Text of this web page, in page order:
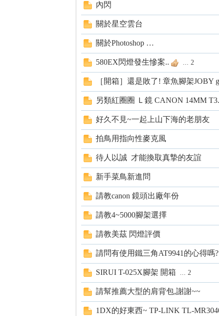
內閃
關於星空雲台
關於Photoshop …
580EX閃燈發生慘案.. ... 2
［開箱］還是敗了! 章魚腳架JOBY
另類紅圈圈 Ｌ鏡 CANON 14MM
好久不見~一起上山下海的老朋友
拍鳥用指向性麥克風
待人以誠 才能換取真摯的友誼
新手菜鳥新進問
請教canon 鏡頭出廠年份
請教4~5000腳架選擇
請教美茲 閃燈評價
請問有使用鐵三角AT9941的心得嗎?
SIRUI T-025X腳架 開箱 ... 2
請幫推薦大型的肩背包,謝謝~~
1DX的好東西~ TP-LINK TL-